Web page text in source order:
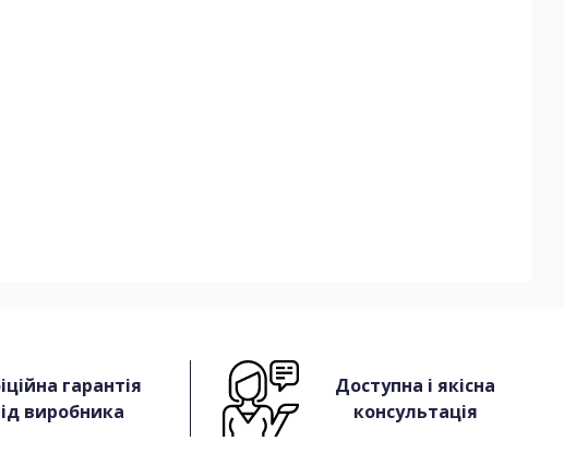
гарантія
виробника
Доступна і якісна
консультація